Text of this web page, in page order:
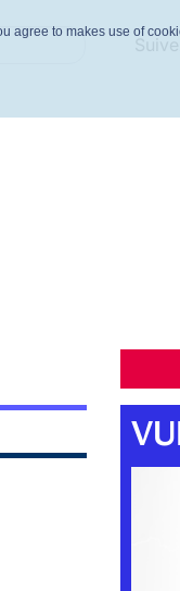
agree to makes use of